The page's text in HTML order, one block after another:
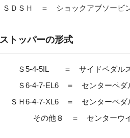
ＳＤＳＨ ＝ ショックアブソービ
ストッパーの形式
Ｓ5-4-5IL ＝ サイドペダルス
Ｓ6-4-7-EL6 ＝ センターペダ
ＳＨ6-4-7-XL6 ＝ センターペダ
その他８ ＝ センターウイ